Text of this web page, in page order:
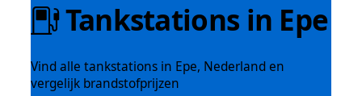
Tankstations in Epe
Vind alle tankstations in Epe, Nederland en
vergelijk brandstofprijzen